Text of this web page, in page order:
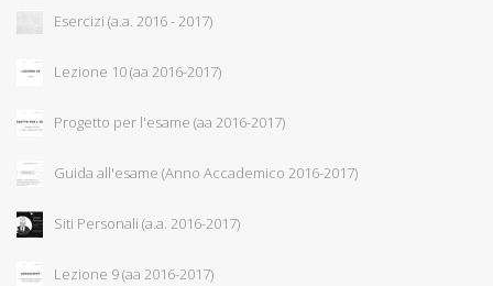
Esercizi (a.a. 2016 - 2017)
Lezione 10 (aa 2016-2017)
Progetto per l'esame (aa 2016-2017)
Guida all'esame (Anno Accademico 2016-2017)
Siti Personali (a.a. 2016-2017)
Lezione 9 (aa 2016-2017)